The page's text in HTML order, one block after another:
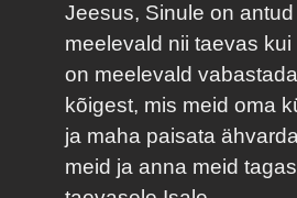
Jeesus, Sinule on
meelevald nii taevas kui
on meelevald
kõigest, mis meid oma
ja maha paisata
meid ja anna meid